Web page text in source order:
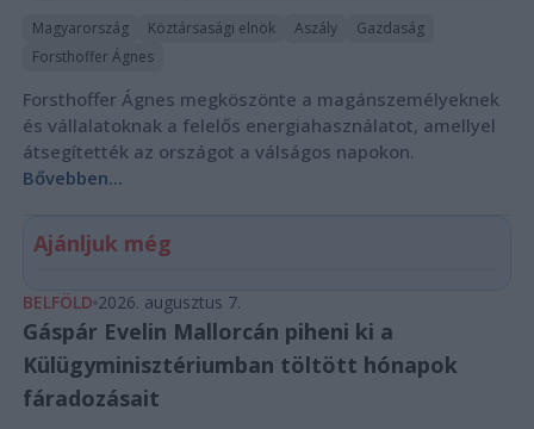
Magyarország Köztársasági elnök Aszály
Gazdaság
Forsthoffer Ágnes
Forsthoffer Ágnes megköszönte a magánszemélyeknek
és vállalatoknak a felelős energiahasználatot, amellyel
átsegítették az országot a válságos napokon.
Bővebben...
Ajánljuk még
BELFÖLD 2026. augusztus 7.
Gáspár Evelin Mallorcán piheni ki a
Külügyminisztériumban töltött hónapok
fáradozásait